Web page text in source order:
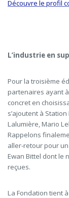
Découvre le profil
L’industrie en
Pour la troisième
partenaires ayant
concret en
s’ajoutent à
Lalumière, Mario
Rappelons
aller-retour pour
Ewan Bittel dont le
reçues.
La Fondation tient